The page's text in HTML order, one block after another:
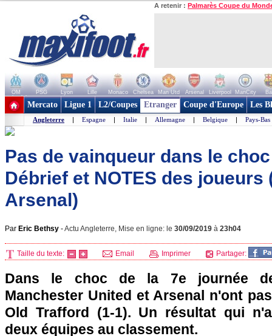
A retenir : Palmarès Coupe du
OM PSG Lyon Lille Monaco Chelsea Man Utd Arsenal Liverpool ManCity
+ de clubs
Mercato Ligue 1 L2/Coupes Etranger Coupe d'Europe Les
Angleterre | Espagne | Italie | Allemagne | Belgique | Pays-Bas
Pas de vainqueur dans le
Débrief et NOTES des joueurs
Arsenal)
Par Eric Bethsy -Actu Angleterre, Mise en ligne: le 30/09/2019 à 23h04
Taille du texte: Email Imprimer Partager:
Dans le choc de la 7e journée
Manchester United et Arsenal n'ont
Old Trafford (1-1). Un résultat qui
deux équipes au classement.